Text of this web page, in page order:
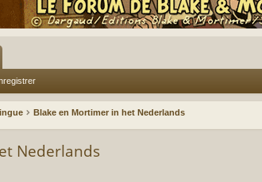
Blake en Mortimer in het Nederlands
Nederlands